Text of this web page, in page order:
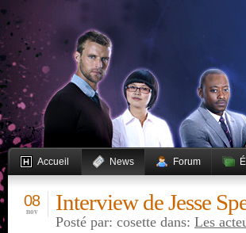
Accueil News Forum
Interview de Jesse
08
nov
Posté par: cosette dans: Les